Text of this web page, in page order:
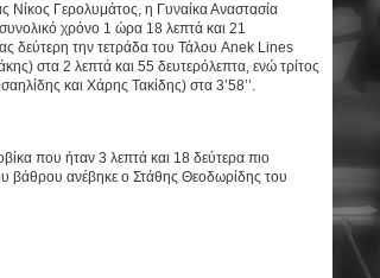
Νίκος Γερολυμάτος, η Γυναίκα Αναστασία
χρόνο 1 ώρα 18 λεπτά και 21
δεύτερη την τετράδα του Τάλου Anek Lines
στα 2 λεπτά και 55 δευτερόλεπτα, ενώ τρίτος
και Χάρης Τακίδης) στα 3’58’’.
που ήταν 3 λεπτά και 18 δεύτερα πιο
βάθρου ανέβηκε ο Στάθης Θεοδωρίδης του